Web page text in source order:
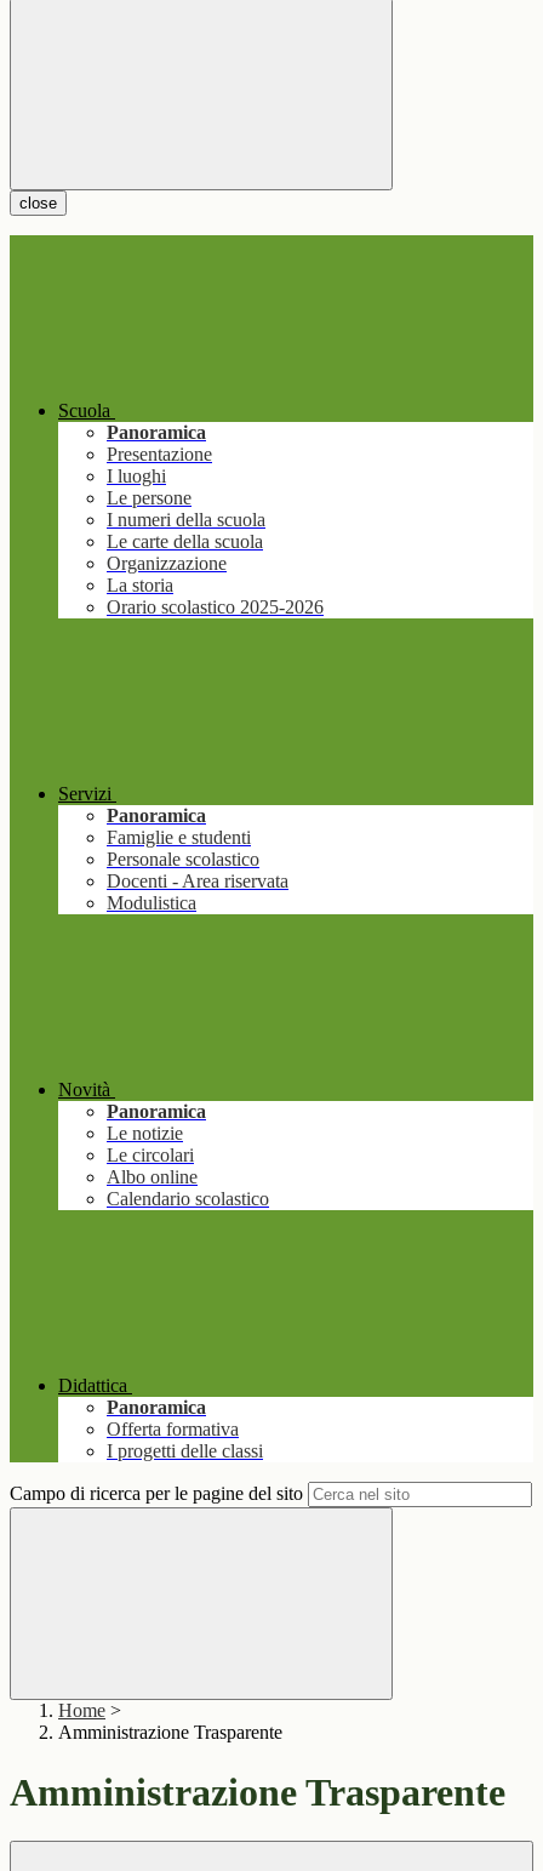
close
Scuola
Panoramica
Presentazione
I luoghi
Le persone
I numeri della scuola
Le carte della scuola
Organizzazione
La storia
Orario scolastico 2025-2026
Servizi
Panoramica
Famiglie e studenti
Personale scolastico
Docenti - Area riservata
Modulistica
Novità
Panoramica
Le notizie
Le circolari
Albo online
Calendario scolastico
Didattica
Panoramica
Offerta formativa
I progetti delle classi
Campo di ricerca per le pagine del sito
Home >
Amministrazione Trasparente
Amministrazione Trasparente